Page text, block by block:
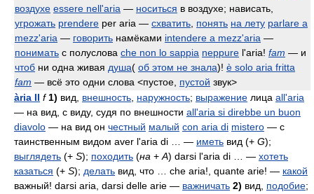
воздухе essere nell'aria — носиться в воздухе; нависать,
угрожать prendere per aria — схватить понять на лету parlare a
mezz'aria — говорить намёками intendere a mezz'aria —
понимать с полуслова che non lo sappia neppure l'aria! fam — и
чтоб ни одна живая душа( об этом не знала)! è solo aria fritta
fam — всё это одни слова <пустое, пустой звук>
ària II f 1) вид, внешность наружность; выражение лица all'aria
— на вид, с виду, судя по внешности all'aria si direbbe un buon
diavolo — на вид он честный малый con aria di mistero — с
таинственным видом aver l'aria di … — иметь вид (+ G);
выглядеть (+ S); походить (на + A) darsi l'aria di … — хотеть
казаться (+ S); делать вид, что … che aria!, quante arie! — какой
важный! darsi aria, darsi delle arie — важничать 2) вид, подобие;